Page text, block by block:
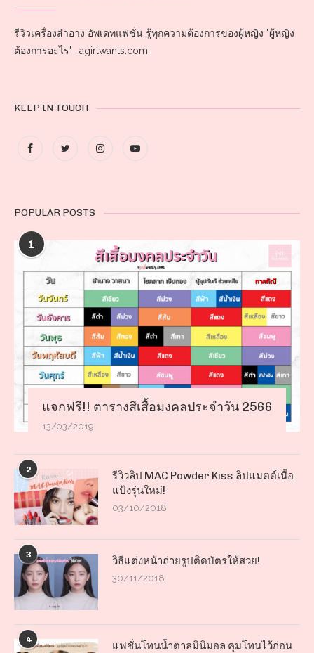
รีวิวเครื่องสำอาง อัพเดทแฟชั่น รู้ทุกความต้องการของผู้หญิง "ผู้หญิง
ต้องการอะไร" -agirlwants.com-
KEEP IN TOUCH
POPULAR POSTS
1
แจกฟรี!! ตารางสีเสื้อมงคลประจำวัน 2566
13/03/2019
2
รีวิวลิป MAC Powder Kiss ลิปแมตต์เนื้อ
แป้งรุ่นใหม่!
03/10/2018
3 วิธีแต่งหน้าถ่ายรูปติดบัตรให้สวย!
30/11/2018
4
แฟชั่นโทนน้ำตาลมินิมอล คุมโทนไว้ก่อน